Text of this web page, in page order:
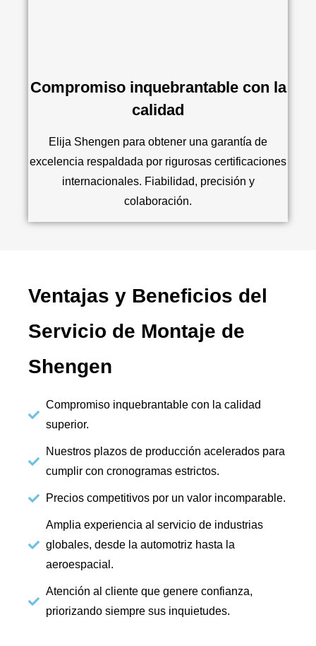
Compromiso inquebrantable con la
calidad
Elija Shengen para obtener una garantía de
excelencia respaldada por rigurosas certificaciones
internacionales. Fiabilidad, precisión y
colaboración.
Ventajas y Beneficios del
Servicio de Montaje de
Shengen
Compromiso inquebrantable con la calidad
superior.
Nuestros plazos de producción acelerados para
cumplir con cronogramas estrictos.
Precios competitivos por un valor incomparable.
Amplia experiencia al servicio de industrias
globales, desde la automotriz hasta la
aeroespacial.
Atención al cliente que genere confianza,
priorizando siempre sus inquietudes.